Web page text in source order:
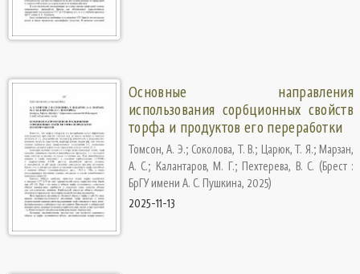
Основные направления
использования сорбционных свойств
торфа и продуктов его переработки
Томсон, А. Э.; Соколова, Т. В.; Царюк, Т. Я.; Марзан,
А. С.; Калантаров, М. Г.; Пехтерева, В. С. (Брест :
БрГУ имени А. С. Пушкина, 2025)
2025-11-13